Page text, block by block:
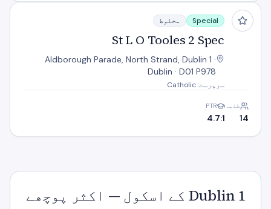
St L O Tooles 2 Spec
Special مخلوط
St L O Tooles 2 Spec
Aldborough Parade, North Strand, Dublin 1 ·
Dublin · D01 P978
سرپرست: Catholic
طلبہ
14
PTR
4.7:1
Dublin 1 کے اسکول — اکثر پوچھے